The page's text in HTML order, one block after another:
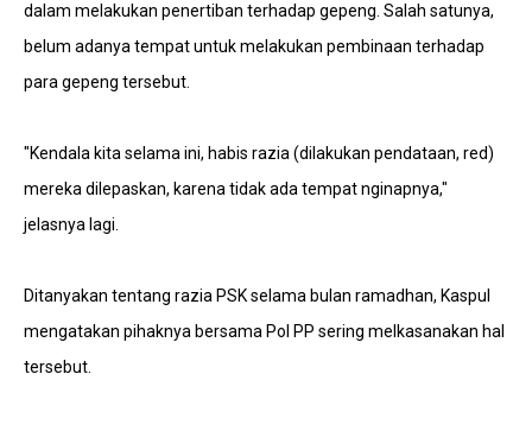
dalam melakukan penertiban terhadap gepeng. Salah satunya,
belum adanya tempat untuk melakukan pembinaan terhadap
para gepeng tersebut.
"Kendala kita selama ini, habis razia (dilakukan pendataan, red)
mereka dilepaskan, karena tidak ada tempat nginapnya,"
jelasnya lagi.
Ditanyakan tentang razia PSK selama bulan ramadhan, Kaspul
mengatakan pihaknya bersama Pol PP sering melkasanakan hal
tersebut.